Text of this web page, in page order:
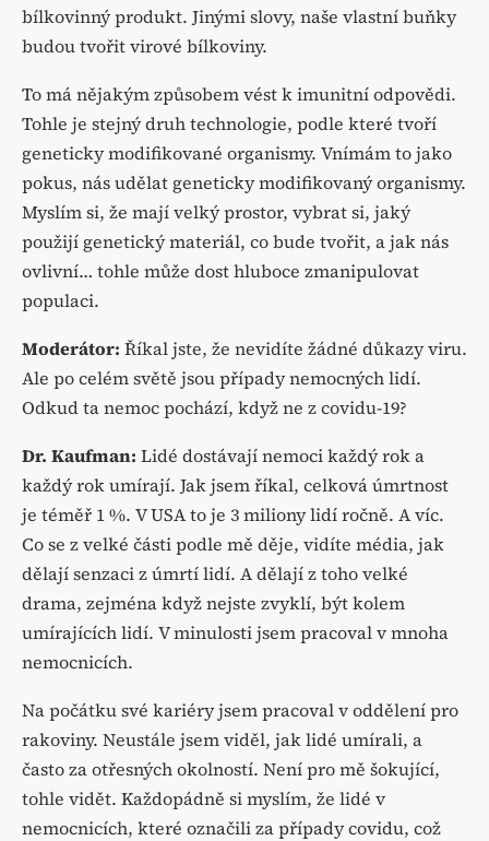
bílkovinný produkt. Jinými slovy, naše vlastní buňky
budou tvořit virové bílkoviny.
To má nějakým způsobem vést k imunitní odpovědi.
Tohle je stejný druh technologie, podle které tvoří
geneticky modifikované organismy. Vnímám to jako
pokus, nás udělat geneticky modifikovaný organismy.
Myslím si, že mají velký prostor, vybrat si, jaký
použijí genetický materiál, co bude tvořit, a jak nás
ovlivní… tohle může dost hluboce zmanipulovat
populaci.
Moderátor: Říkal jste, že nevidíte žádné důkazy viru.
Ale po celém světě jsou případy nemocných lidí.
Odkud ta nemoc pochází, když ne z covidu-19?
Dr. Kaufman: Lidé dostávají nemoci každý rok a
každý rok umírají. Jak jsem říkal, celková úmrtnost
je téměř 1 %. V USA to je 3 miliony lidí ročně. A víc.
Co se z velké části podle mě děje, vidíte média, jak
dělají senzaci z úmrtí lidí. A dělají z toho velké
drama, zejména když nejste zvyklí, být kolem
umírajících lidí. V minulosti jsem pracoval v mnoha
nemocnicích.
Na počátku své kariéry jsem pracoval v oddělení pro
rakoviny. Neustále jsem viděl, jak lidé umírali, a
často za otřesných okolností. Není pro mě šokující,
tohle vidět. Každopádně si myslím, že lidé v
nemocnicích, které označili za případy covidu, což